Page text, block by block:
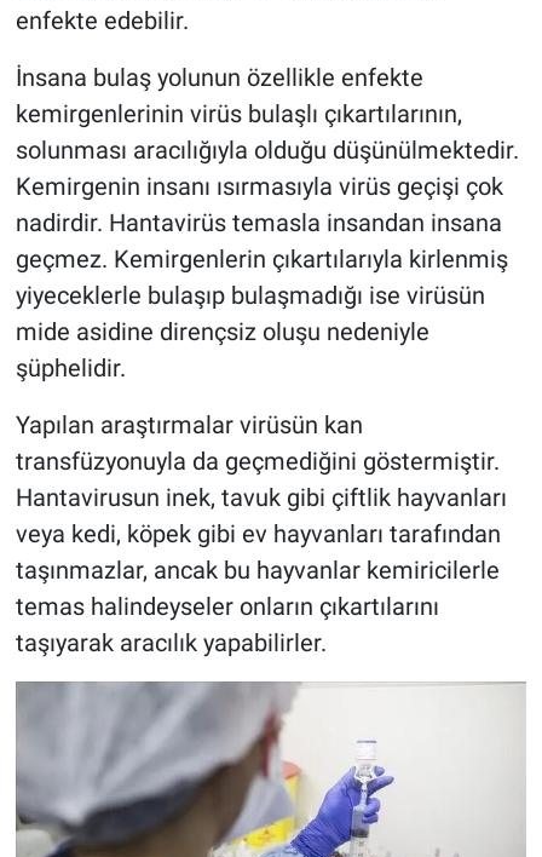
enfekte edebilir.
İnsana bulaş yolunun özellikle enfekte
kemirgenlerinin virüs bulaşlı çıkartılarının,
solunması aracılığıyla olduğu düşünülmektedir.
Kemirgenin insanı ısırmasıyla virüs geçişi çok
nadirdir. Hantavirüs temasla insandan insana
geçmez. Kemirgenlerin çıkartılarıyla kirlenmiş
yiyeceklerle bulaşıp bulaşmadığı ise virüsün
mide asidine dirençsiz oluşu nedeniyle
şüphelidir.
Yapılan araştırmalar virüsün kan
transfüzyonuyla da geçmediğini göstermiştir.
Hantavirusun inek, tavuk gibi çiftlik hayvanları
veya kedi, köpek gibi ev hayvanları tarafından
taşınmazlar, ancak bu hayvanlar kemiricilerle
temas halindeyseler onların çıkartılarını
taşıyarak aracılık yapabilirler.